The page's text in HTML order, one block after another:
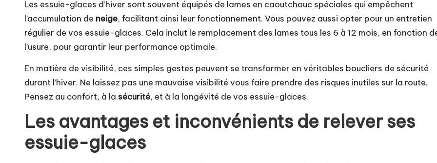
Les essuie-glaces d’hiver sont souvent équipés de lames en caoutchouc spéciales qui empêchent
l’accumulation de neige, facilitant ainsi leur fonctionnement. Vous pouvez aussi opter pour un entretien
régulier de vos essuie-glaces. Cela inclut le remplacement des lames tous les 6 à 12 mois, en fonction
l’usure, pour garantir leur performance optimale.
En matière de visibilité, ces simples gestes peuvent se transformer en véritables boucliers de sécurité
durant l’hiver. Ne laissez pas une mauvaise visibilité vous faire prendre des risques inutiles sur la route.
Pensez au confort, à la sécurité, et à la longévité de vos essuie-glaces.
Les avantages et inconvénients de relever ses
essuie-glaces